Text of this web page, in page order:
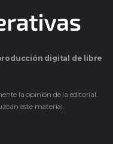
digital de libre
la opinión de la editorial.
este material.